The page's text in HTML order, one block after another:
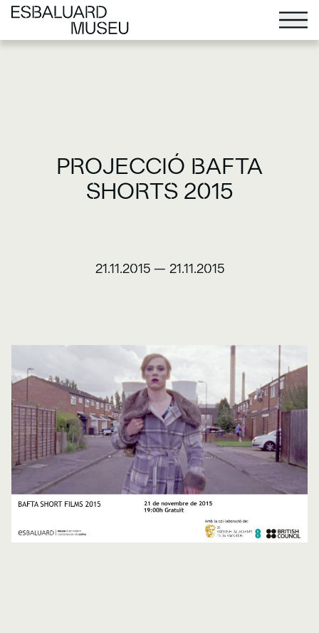
PROJECCIÓ BAFTA
SHORTS 2015
21.11.2015 — 21.11.2015